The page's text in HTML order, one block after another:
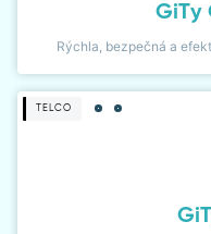
GiTy
Rýchla, bezpečná a
TELCO